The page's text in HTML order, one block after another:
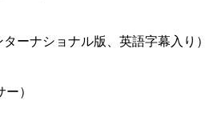
ーナショナル版、英語字幕入り）
）